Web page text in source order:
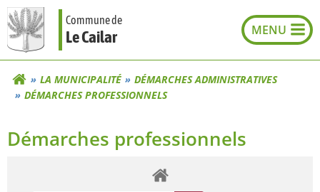
Aller
au
contenu
Commune de
Le Cailar
LA MUNICIPALITÉ
DÉMARCHES ADMINISTRATIVES
DÉMARCHES PROFESSIONNELS
Démarches professionnels